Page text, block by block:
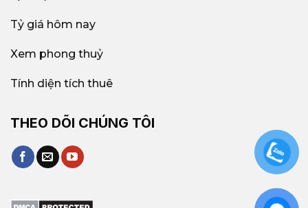
Tỷ giá hôm nay
Xem phong thuỷ
Tính diện tích thuê
THEO DÕI CHÚNG TÔI